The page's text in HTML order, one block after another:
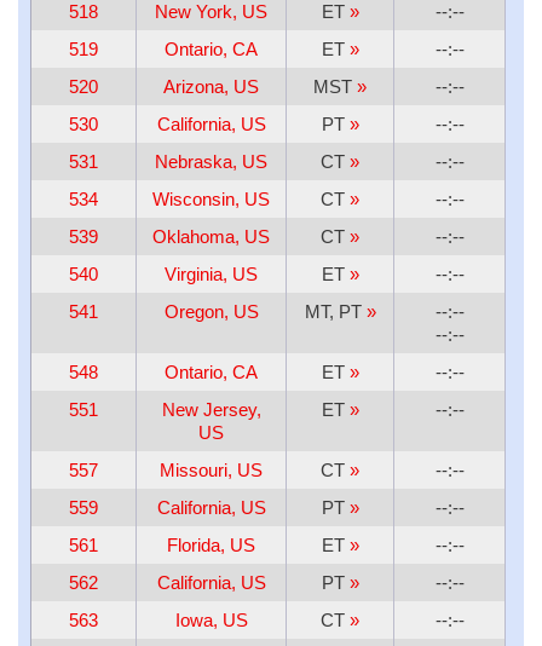
518
New York, US ET »
--:--
519
Ontario, CA ET »
--:--
520
Arizona, US MST »
--:--
530
California, US PT »
--:--
531
Nebraska, US CT »
--:--
534
Wisconsin, US CT »
--:--
539
Oklahoma, US CT »
--:--
540
Virginia, US ET »
--:--
541
Oregon, US MT, PT »
--:--
--:--
548
Ontario, CA ET »
--:--
551
New Jersey,
US
ET » --:--
557 Missouri, US CT »
--:--
559
California, US PT »
--:--
561
Florida, US ET »
--:--
562
California, US PT »
--:--
563
Iowa, US CT »
--:--